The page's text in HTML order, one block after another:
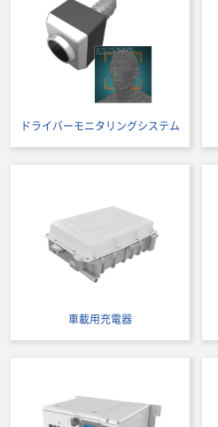
ドライバーモニタリングシステム
車載用充電器